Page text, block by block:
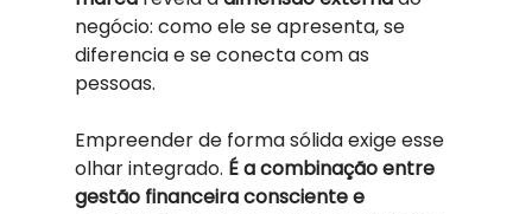
negócio: como ele se apresenta, se
diferencia e se conecta com as
pessoas.
Empreender de forma sólida exige esse
olhar integrado. É a combinação entre
gestão financeira consciente e